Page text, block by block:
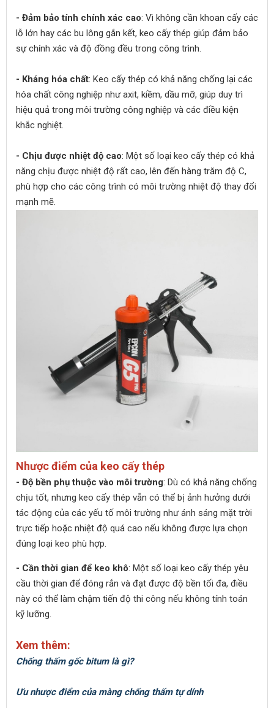
- Đảm bảo tính chính xác cao: Vì không cần khoan cấy các
lỗ lớn hay các bu lông gắn kết, keo cấy thép giúp đảm bảo
sự chính xác và độ đồng đều trong công trình.
- Kháng hóa chất: Keo cấy thép có khả năng chống lại các
hóa chất công nghiệp như axit, kiềm, dầu mỡ, giúp duy trì
hiệu quả trong môi trường công nghiệp và các điều kiện
khắc nghiệt.
- Chịu được nhiệt độ cao: Một số loại keo cấy thép có khả
năng chịu được nhiệt độ rất cao, lên đến hàng trăm độ C,
phù hợp cho các công trình có môi trường nhiệt độ thay đổi
mạnh mẽ.
Nhược điểm của keo cấy thép
- Độ bền phụ thuộc vào môi trường: Dù có khả năng chống
chịu tốt, nhưng keo cấy thép vẫn có thể bị ảnh hưởng dưới
tác động của các yếu tố môi trường như ánh sáng mặt trời
trực tiếp hoặc nhiệt độ quá cao nếu không được lựa chọn
đúng loại keo phù hợp.
- Cần thời gian để keo khô: Một số loại keo cấy thép yêu
cầu thời gian để đóng rắn và đạt được độ bền tối đa, điều
này có thể làm chậm tiến độ thi công nếu không tính toán
kỹ lưỡng.
Xem thêm:
Chống thấm gốc bitum là gì?
Ưu nhược điểm của màng chống thấm tự dính